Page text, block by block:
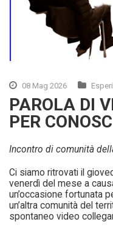
08 Mag 2026
PAROLA DI
PER
Incontro di comunità
Ci siamo ritrovati il
venerdì del mese a
un’occasione fortunata
un’altra comunità del
spontaneo video